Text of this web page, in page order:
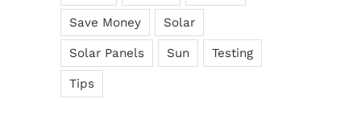
Save Money Solar
Solar Panels Sun Testing
Tips